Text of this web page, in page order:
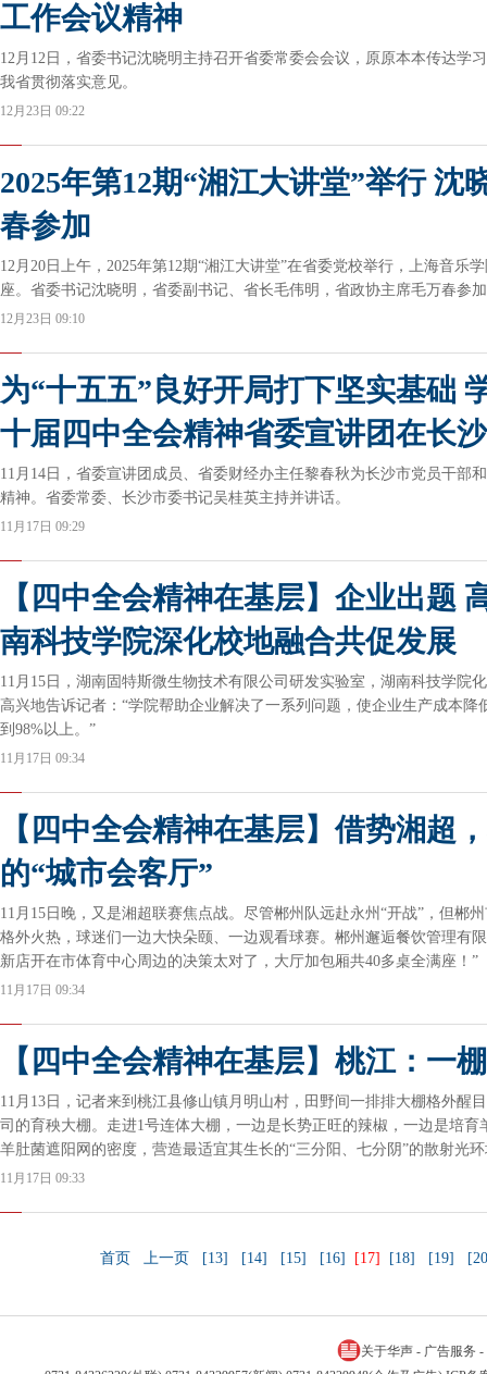
工作会议精神
12月12日，省委书记沈晓明主持召开省委常委会会议，原原本本传达学
我省贯彻落实意见。
12月23日 09:22
2025年第12期“湘江大讲堂”举行 沈
春参加
12月20日上午，2025年第12期“湘江大讲堂”在省委党校举行，上海音乐
座。省委书记沈晓明，省委副书记、省长毛伟明，省政协主席毛万春参
12月23日 09:10
为“十五五”良好开局打下坚实基础
十届四中全会精神省委宣讲团在长
11月14日，省委宣讲团成员、省委财经办主任黎春秋为长沙市党员干部
精神。省委常委、长沙市委书记吴桂英主持并讲话。
11月17日 09:29
【四中全会精神在基层】企业出
南科技学院深化校地融合共促发展
11月15日，湖南固特斯微生物技术有限公司研发实验室，湖南科技学院
高兴地告诉记者：“学院帮助企业解决了一系列问题，使企业生产成本降
到98%以上。”
11月17日 09:34
【四中全会精神在基层】借势湘超
的“城市会客厅”
11月15日晚，又是湘超联赛焦点战。尽管郴州队远赴永州“开战”，但郴
格外火热，球迷们一边大快朵颐、一边观看球赛。郴州邂逅餐饮管理有
新店开在市体育中心周边的决策太对了，大厅加包厢共40多桌全满座！”
11月17日 09:34
【四中全会精神在基层】桃江：一
11月13日，记者来到桃江县修山镇月明山村，田野间一排排大棚格外醒
司的育秧大棚。走进1号连体大棚，一边是长势正旺的辣椒，一边是培
羊肚菌遮阳网的密度，营造最适宜其生长的“三分阳、七分阴”的散射光
11月17日 09:33
首页 上一页 [13] [14] [15] [16] [17] [18] [19]
关于华声 - 广告服务 -